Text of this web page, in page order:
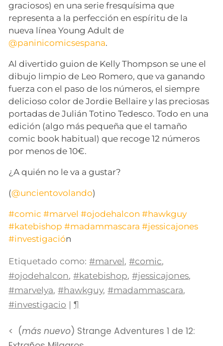
graciosos) en una serie fresquísima que
representa a la perfección en espíritu de la
nueva línea Young Adult de
@paninicomicsespana.
Al divertido guion de Kelly Thompson se une el
dibujo limpio de Leo Romero, que va ganando
fuerza con el paso de los números, el siempre
delicioso color de Jordie Bellaire y las preciosas
portadas de Julián Totino Tedesco. Todo en una
edición (algo más pequeña que el tamaño
comic book habitual) que recoge 12 números
por menos de 10€.
¿A quién no le va a gustar?
(@uncientovolando)
#comic #marvel #ojodehalcon #hawkguy
#katebishop #madammascara #jessicajones
#investigación
Etiquetado como: #marvel,#comic,
#ojodehalcon,#katebishop,#jessicajones,
#marvelya,#hawkguy,#madammascara,
#investigacio |¶
(más nuevo) Strange Adventures 1 de 12: